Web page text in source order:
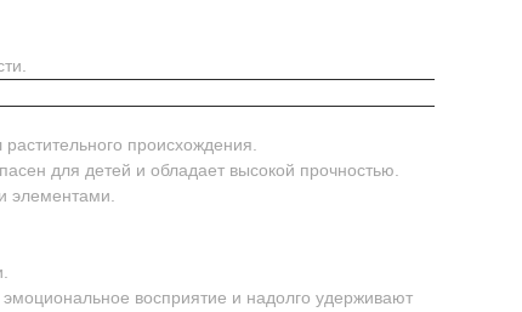
происхождения.
для детей и обладает высокой прочностью.
элементами.
восприятие и надолго удерживают